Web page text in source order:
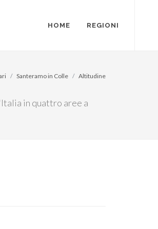
HOME REGIONI
in quattro aree a
Santeramo in Colle Altitudine